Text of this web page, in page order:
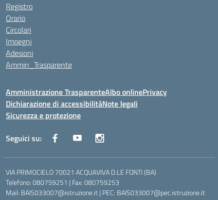
Registro
Orario
Circolari
Impegni
Adesioni
Ammin_Trasparente
Amministrazione TrasparenteAlbo onlinePrivacy
Dichiarazione di accessibilitàNote legali
Sicurezza e protezione
Seguici su:
VIA PRIMOCIELO 70021 ACQUAVIVA D.LE FONTI (BA)
Telefono: 080759251 | Fax: 080759253
Mail: BAIS033007@istruzione.it | PEC: BAIS033007@pec.istruzione.it